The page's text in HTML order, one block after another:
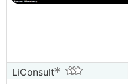
LiConsult